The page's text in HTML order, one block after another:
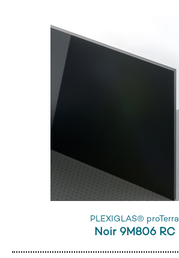
PLEXIGLAS® proTerra
Noir 9M806 RC